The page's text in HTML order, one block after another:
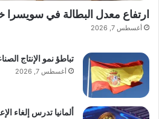
ارتفاع معدل البطالة في سويسرا
أغسطس 7, 2026
تباطؤ نمو الإنتاج
أغسطس 7, 2026
ألمانيا تدرس إلغاء